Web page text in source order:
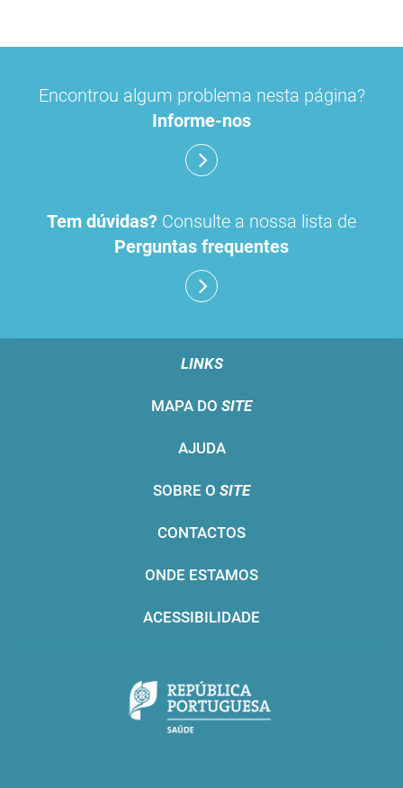
Encontrou algum problema nesta página?
Informe-nos
Tem dúvidas? Consulte a nossa lista de
Perguntas frequentes
LINKS
MAPA DO SITE
AJUDA
SOBRE O SITE
CONTACTOS
ONDE ESTAMOS
ACESSIBILIDADE